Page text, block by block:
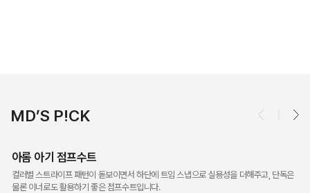
MD’S P!CK
아롬 아기 점프수트
컬러별 스트라이프 패턴이 돋보이면서 하단에 트임 스냅으로 실용성을 더해주고, 단독은
물론 이너로도 활용하기 좋은 점프수트입니다.